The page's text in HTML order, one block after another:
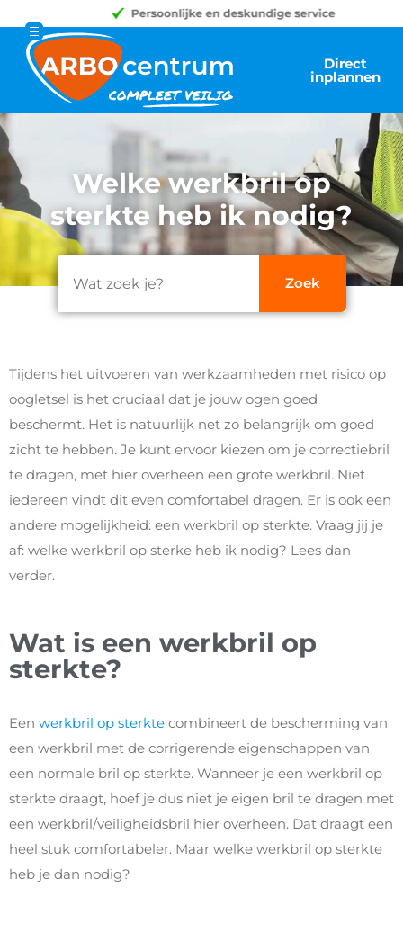
Direct
inplannen
Welke werkbril op
sterkte heb ik nodig?
Tijdens het uitvoeren van werkzaamheden met risico op
oogletsel is het cruciaal dat je jouw ogen goed
beschermt. Het is natuurlijk net zo belangrijk om goed
zicht te hebben. Je kunt ervoor kiezen om je correctiebril
te dragen, met hier overheen een grote werkbril. Niet
iedereen vindt dit even comfortabel dragen. Er is ook een
andere mogelijkheid: een werkbril op sterkte. Vraag jij je
af: welke werkbril op sterke heb ik nodig? Lees dan
verder.
Wat is een werkbril op
sterkte?
Een werkbril op sterkte combineert de bescherming van
een werkbril met de corrigerende eigenschappen van
een normale bril op sterkte. Wanneer je een werkbril op
sterkte draagt, hoef je dus niet je eigen bril te dragen met
een werkbril/veiligheidsbril hier overheen. Dat draagt een
heel stuk comfortabeler. Maar welke werkbril op sterkte
heb je dan nodig?